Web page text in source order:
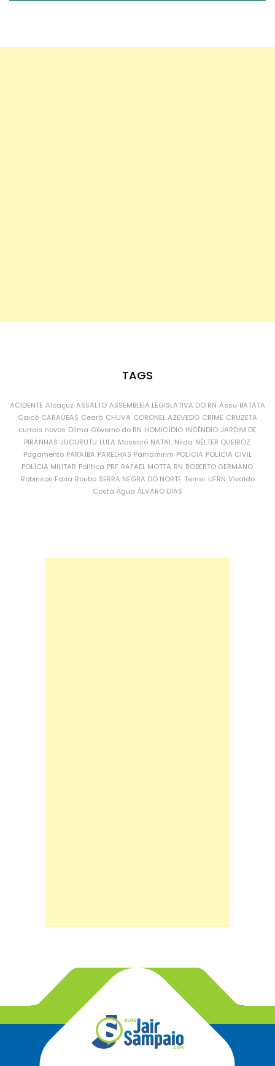
TAGS
ACIDENTE Alcaçuz ASSALTO ASSEMBLEIA LEGISLATIVA DO RN Assu BATATA
Caicó CARAÚBAS Ceará CHUVA CORONEL AZEVEDO CRIME CRUZETA
currais novos Dilma Governo do RN HOMICÍDIO INCÊNDIO JARDIM DE
PIRANHAS JUCURUTU LULA Mossoró NATAL Nilda NÉLTER QUEIROZ
Pagamento PARAÍBA PARELHAS Parnamirim POLÍCIA POLÍCIA CIVIL
POLÍCIA MILITAR Política PRF RAFAEL MOTTA RN ROBERTO GERMANO
Robinson Faria Roubo SERRA NEGRA DO NORTE Temer UFRN Vivaldo
Costa Água ÁLVARO DIAS